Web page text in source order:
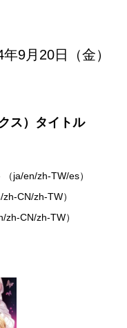
9月20日（金）
ス）タイトル
ja/en/zh-TW/es）
CN/zh-TW）
CN/zh-TW）